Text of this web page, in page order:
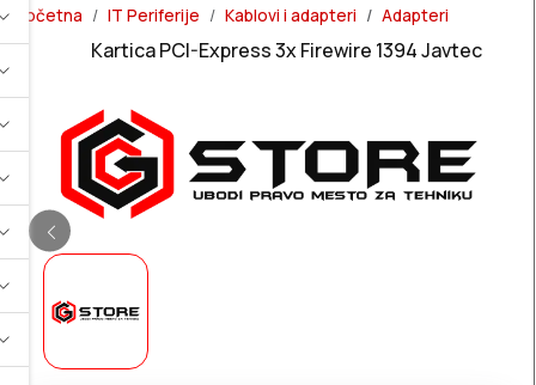
Početna IT Periferije Kablovi i adapteri Adapteri
Kartica PCI-Express 3x Firewire 1394 Javtec